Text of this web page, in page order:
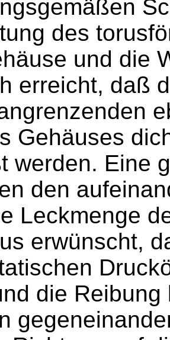
des
und die
erreicht, daß
Gehäuses
werden. Eine
den
Leckmenge
erwünscht,
die